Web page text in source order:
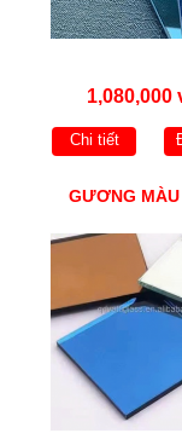
1,080,000
Chi tiết
GƯƠNG